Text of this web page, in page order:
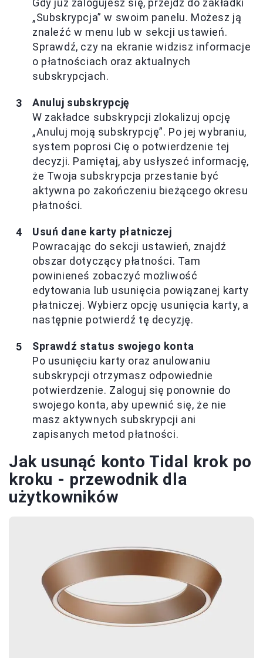
Gdy już zalogujesz się, przejdź do zakładki
„Subskrypcja” w swoim panelu. Możesz ją
znaleźć w menu lub w sekcji ustawień.
Sprawdź, czy na ekranie widzisz informacje
o płatnościach oraz aktualnych
subskrypcjach.
Anuluj subskrypcję
W zakładce subskrypcji zlokalizuj opcję
„Anuluj moją subskrypcję”. Po jej wybraniu,
system poprosi Cię o potwierdzenie tej
decyzji. Pamiętaj, aby usłyszeć informację,
że Twoja subskrypcja przestanie być
aktywna po zakończeniu bieżącego okresu
płatności.
Usuń dane karty płatniczej
Powracając do sekcji ustawień, znajdź
obszar dotyczący płatności. Tam
powinieneś zobaczyć możliwość
edytowania lub usunięcia powiązanej karty
płatniczej. Wybierz opcję usunięcia karty, a
następnie potwierdź tę decyzję.
Sprawdź status swojego konta
Po usunięciu karty oraz anulowaniu
subskrypcji otrzymasz odpowiednie
potwierdzenie. Zaloguj się ponownie do
swojego konta, aby upewnić się, że nie
masz aktywnych subskrypcji ani
zapisanych metod płatności.
Jak usunąć konto Tidal krok po
kroku - przewodnik dla
użytkowników